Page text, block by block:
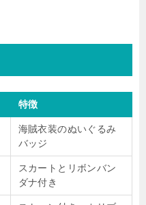
特徴
海賊衣装のぬいぐるみ
バッジ
スカートとリボンバン
ダナ付き